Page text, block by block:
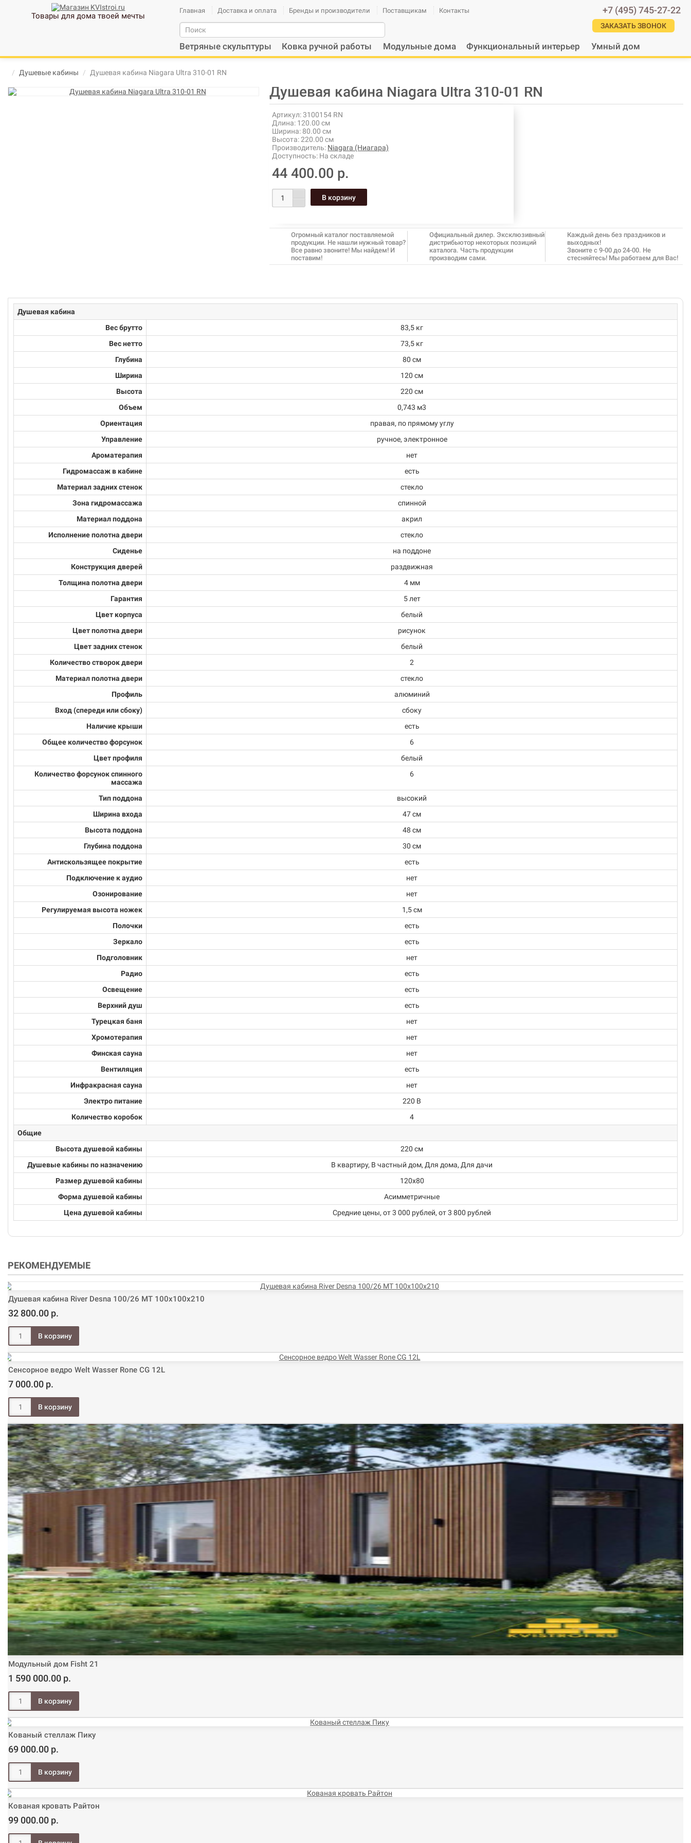
Товары для дома твоей мечты
+7 (495) 745-27-22
ЗАКАЗАТЬ ЗВОНОК
Главная Доставка и оплата Бренды и производители Поставщикам Контакты
Ветряные скульптуры Ковка ручной работы Модульные дома Функциональный интерьер Умный дом
Душевые кабины Душевая кабина Niagara Ultra 310-01 RN
Душевая кабина Niagara Ultra 310-01 RN
Артикул: 3100154 RN
Длина: 120.00 см
Ширина: 80.00 см
Высота:220.00 см
Производитель: Niagara (Ниагара)
Доступность: На складе
44 400.00 р.
Огромный каталог поставляемой
продукции. Не нашли нужный товар?
Все равно звоните! Мы найдем! И
поставим!
Официальный дилер. Эксклюзивный
дистрибьютор некоторых позиций
каталога. Часть продукции
производим сами.
Каждый день без праздников и
выходных!
Звоните с 9-00 до 24-00. Не
стесняйтесь! Мы работаем для Вас!
Душевая кабина
Вес брутто
83,5 кг
Вес нетто
73,5 кг
Глубина
80 см
Ширина
120 см
Высота
220 см
Объем
0,743 м3
Ориентация
правая, по прямому углу
Управление
ручное, электронное
Ароматерапия
нет
Гидромассаж в кабине
есть
Материал задних стенок
стекло
Зона гидромассажа
спинной
Материал поддона
акрил
Исполнение полотна двери
стекло
Сиденье
на поддоне
Конструкция дверей
раздвижная
Толщина полотна двери
4 мм
Гарантия
5 лет
Цвет корпуса
белый
Цвет полотна двери
рисунок
Цвет задних стенок
белый
Количество створок двери
2
Материал полотна двери
стекло
Профиль
алюминий
Вход (спереди или сбоку)
сбоку
Наличие крыши
есть
Общее количество форсунок
6
Цвет профиля
белый
Количество форсунок спинного
массажа
6
Тип поддона
высокий
Ширина входа
47 см
Высота поддона
48 см
Глубина поддона
30 см
Антискользящее покрытие
есть
Подключение к аудио
нет
Озонирование
нет
Регулируемая высота ножек
1,5 см
Полочки
есть
Зеркало
есть
Подголовник
нет
Радио
есть
Освещение
есть
Верхний душ
есть
Турецкая баня
нет
Хромотерапия
нет
Финская сауна
нет
Вентиляция
есть
Инфракрасная сауна
нет
Электро питание
220 В
Количество коробок
4
Общие
Высота душевой кабины
220 см
Душевые кабины по назначению
В квартиру, В частный дом, Для дома, Для дачи
Размер душевой кабины
120x80
Форма душевой кабины
Асимметричные
Цена душевой кабины
Средние цены, от 3 000 рублей, от 3 800 рублей
РЕКОМЕНДУЕМЫЕ
Душевая кабина River Desna 100/26 МТ 100х100х210
32 800.00 р.
Сенсорное ведро Welt Wasser Rone CG 12L
7 000.00 р.
Модульный дом Fisht 21
1 590 000.00 р.
Кованый стеллаж Пику
69 000.00 р.
Кованая кровать Райтон
99 000.00 р.